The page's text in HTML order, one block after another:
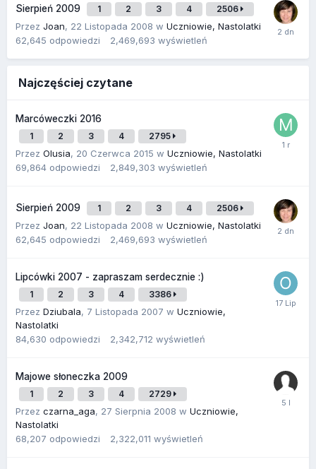
Sierpień 2009 1 2 3 4 2506
Przez Joan, 22 Listopada 2008 w Uczniowie, Nastolatki
62,645 odpowiedzi 2,469,693 wyświetleń
Najczęściej czytane
Marcóweczki 2016
1 2 3 4 2795
Przez Olusia, 20 Czerwca 2015 w Uczniowie, Nastolatki
69,864 odpowiedzi 2,849,303 wyświetleń
Sierpień 2009 1 2 3 4 2506
Przez Joan, 22 Listopada 2008 w Uczniowie, Nastolatki
62,645 odpowiedzi 2,469,693 wyświetleń
Lipcówki 2007 - zapraszam serdecznie :)
1 2 3 4 3386
Przez Dziubala, 7 Listopada 2007 w Uczniowie,
Nastolatki
84,630 odpowiedzi 2,342,712 wyświetleń
Majowe słoneczka 2009
1 2 3 4 2729
Przez czarna_aga, 27 Sierpnia 2008 w Uczniowie,
Nastolatki
68,207 odpowiedzi 2,322,011 wyświetleń